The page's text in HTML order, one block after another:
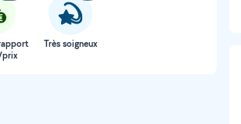
Très soigneux